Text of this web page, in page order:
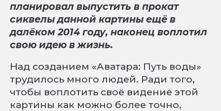
планировал выпустить в прокат
сиквелы данной картины ещё в
далёком 2014 году, наконец воплотил
свою идею в жизнь.
Над созданием «Аватара: Путь воды»
трудилось много людей. Ради того,
чтобы воплотить своё видение этой
картины как можно более точно,